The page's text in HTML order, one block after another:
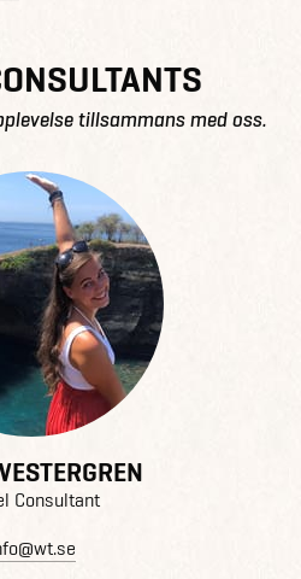
tillsammans med oss.
Consultant